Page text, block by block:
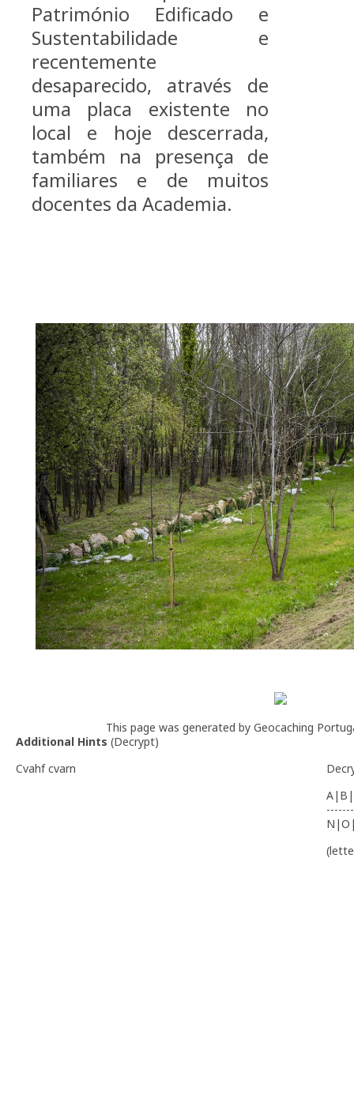
Património Edificado e
Sustentabilidade e
recentemente
desaparecido, através de
uma placa existente no
local e hoje descerrada,
também na presença de
familiares e de muitos
docentes da Academia.
This page was generated by Geocaching
Additional Hints (Decrypt)
Cvahf cvarn